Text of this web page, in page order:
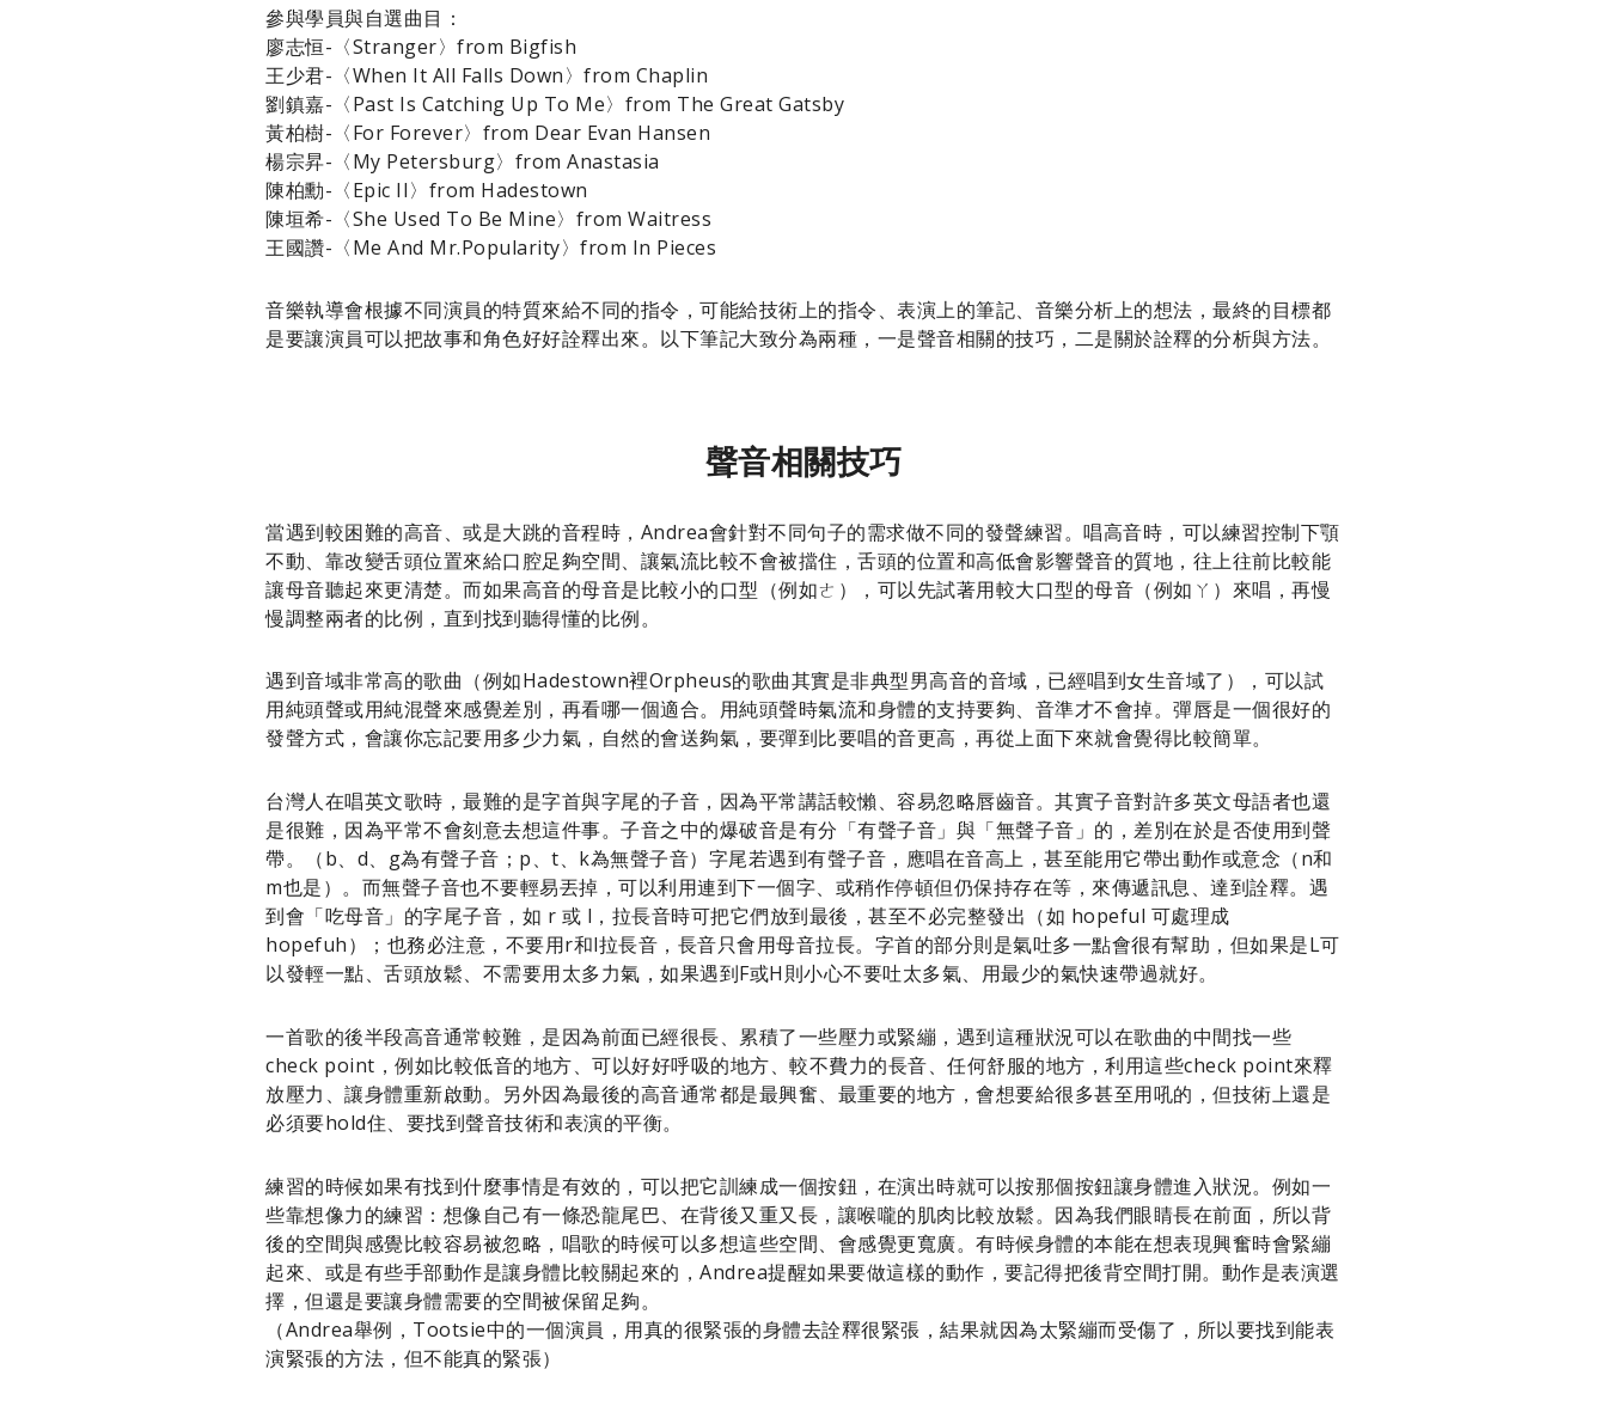
參與學員與自選曲目：
廖志恒-〈Stranger〉from Bigfish
王少君-〈When It All Falls Down〉from Chaplin
劉鎮嘉-〈Past Is Catching Up To Me〉from The Great Gatsby
黃柏樹-〈For Forever〉from Dear Evan Hansen
楊宗昇-〈My Petersburg〉from Anastasia
陳柏勳-〈Epic II〉from Hadestown
陳垣希-〈She Used To Be Mine〉from Waitress
王國讚-〈Me And Mr.Popularity〉from In Pieces
音樂執導會根據不同演員的特質來給不同的指令，可能給技術上的指令、表演上的筆記、音樂分析上的想法，最終的目標都
是要讓演員可以把故事和角色好好詮釋出來。以下筆記大致分為兩種，一是聲音相關的技巧，二是關於詮釋的分析與方法。
聲音相關技巧
當遇到較困難的高音、或是大跳的音程時，Andrea會針對不同句子的需求做不同的發聲練習。唱高音時，可以練習控制下顎
不動、靠改變舌頭位置來給口腔足夠空間、讓氣流比較不會被擋住，舌頭的位置和高低會影響聲音的質地，往上往前比較能
讓母音聽起來更清楚。而如果高音的母音是比較小的口型（例如ㄜ），可以先試著用較大口型的母音（例如ㄚ）來唱，再慢
慢調整兩者的比例，直到找到聽得懂的比例。
遇到音域非常高的歌曲（例如Hadestown裡Orpheus的歌曲其實是非典型男高音的音域，已經唱到女生音域了），可以試
用純頭聲或用純混聲來感覺差別，再看哪一個適合。用純頭聲時氣流和身體的支持要夠、音準才不會掉。彈唇是一個很好的
發聲方式，會讓你忘記要用多少力氣，自然的會送夠氣，要彈到比要唱的音更高，再從上面下來就會覺得比較簡單。
台灣人在唱英文歌時，最難的是字首與字尾的子音，因為平常講話較懶、容易忽略唇齒音。其實子音對許多英文母語者也還
是很難，因為平常不會刻意去想這件事。子音之中的爆破音是有分「有聲子音」與「無聲子音」的，差別在於是否使用到聲
帶。（b、d、g為有聲子音；p、t、k為無聲子音）字尾若遇到有聲子音，應唱在音高上，甚至能用它帶出動作或意念（n和
m也是）。而無聲子音也不要輕易丟掉，可以利用連到下一個字、或稍作停頓但仍保持存在等，來傳遞訊息、達到詮釋。遇
到會「吃母音」的字尾子音，如 r 或 l，拉長音時可把它們放到最後，甚至不必完整發出（如 hopeful 可處理成
hopefuh）；也務必注意，不要用r和l拉長音，長音只會用母音拉長。字首的部分則是氣吐多一點會很有幫助，但如果是L可
以發輕一點、舌頭放鬆、不需要用太多力氣，如果遇到F或H則小心不要吐太多氣、用最少的氣快速帶過就好。
一首歌的後半段高音通常較難，是因為前面已經很長、累積了一些壓力或緊繃，遇到這種狀況可以在歌曲的中間找一些
check point，例如比較低音的地方、可以好好呼吸的地方、較不費力的長音、任何舒服的地方，利用這些check point來釋
放壓力、讓身體重新啟動。另外因為最後的高音通常都是最興奮、最重要的地方，會想要給很多甚至用吼的，但技術上還是
必須要hold住、要找到聲音技術和表演的平衡。
練習的時候如果有找到什麼事情是有效的，可以把它訓練成一個按鈕，在演出時就可以按那個按鈕讓身體進入狀況。例如一
些靠想像力的練習：想像自己有一條恐龍尾巴、在背後又重又長，讓喉嚨的肌肉比較放鬆。因為我們眼睛長在前面，所以背
後的空間與感覺比較容易被忽略，唱歌的時候可以多想這些空間、會感覺更寬廣。有時候身體的本能在想表現興奮時會緊繃
起來、或是有些手部動作是讓身體比較關起來的，Andrea提醒如果要做這樣的動作，要記得把後背空間打開。動作是表演選
擇，但還是要讓身體需要的空間被保留足夠。
（Andrea舉例，Tootsie中的一個演員，用真的很緊張的身體去詮釋很緊張，結果就因為太緊繃而受傷了，所以要找到能表
演緊張的方法，但不能真的緊張）